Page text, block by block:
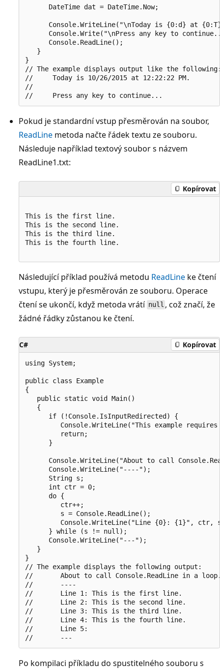
      DateTime dat = DateTime.Now;
Console.WriteLine("\nToday is {0:d} at
Console.Write("\nPress any key to
      Console.ReadLine();
   }
}
// The example displays output like the
//     Today is 10/26/2015 at 12:22:22 PM.
//
Pokud je standardní vstup přesměrován na soubor,
ReadLine metoda načte řádek textu ze souboru.
Následuje například textový soubor s názvem
ReadLine1.txt:
Kopírovat
This is the first line.
This is the second line.
This is the third line.
This is the fourth line.
Následující příklad používá metodu ReadLine ke čtení
vstupu, který je přesměrován ze souboru. Operace
čtení se ukončí, když metoda vrátí null , což značí, že
žádné řádky zůstanou ke čtení.
C# Kopírovat
using System;
public class Example
{
   public static void Main()
   {
      if (!Console.IsInputRedirected) {
Console.WriteLine("This example
         return;
      }
Console.WriteLine("About to call
      Console.WriteLine("----");
      String s;
      int ctr = 0;
      do {
         ctr++;
         s = Console.ReadLine();
Console.WriteLine("Line {0}: {1}", ctr,
      } while (s != null);
      Console.WriteLine("---");
   }
}
// The example displays the following output:
//       About to call Console.ReadLine in a
//       ----
//       Line 1: This is the first line.
//       Line 2: This is the second line.
//       Line 3: This is the third line.
//       Line 4: This is the fourth line.
//       Line 5:
Po kompilaci příkladu do spustitelného souboru s